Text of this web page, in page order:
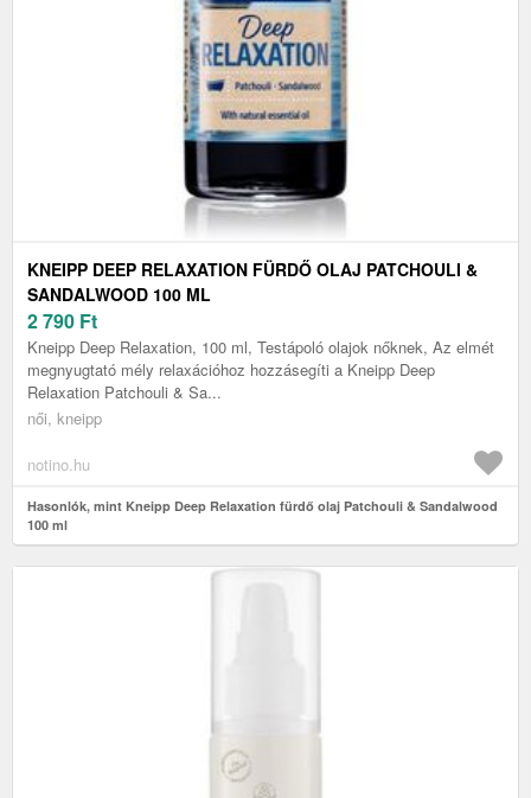
KNEIPP DEEP RELAXATION FÜRDŐ OLAJ PATCHOULI &
SANDALWOOD 100 ML
2 790 Ft
Kneipp Deep Relaxation, 100 ml, Testápoló olajok nőknek, Az elmét
megnyugtató mély relaxációhoz hozzásegíti a Kneipp Deep
Relaxation Patchouli & Sa...
női, kneipp
notino.hu
Hasonlók, mint Kneipp Deep Relaxation fürdő olaj Patchouli & Sandalwood
100 ml